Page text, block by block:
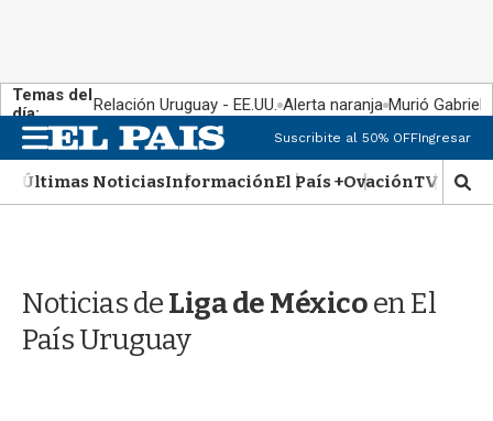
Temas del
día:
Relación Uruguay - EE.UU. Alerta naranja Murió Gabriel
M
e
n
u
Suscribite al 50% OFFIngresar
Últimas NoticiasInformaciónEl País +OvaciónTV Show
M
o
Noticias deLiga de Méxicoen El
País Uruguay